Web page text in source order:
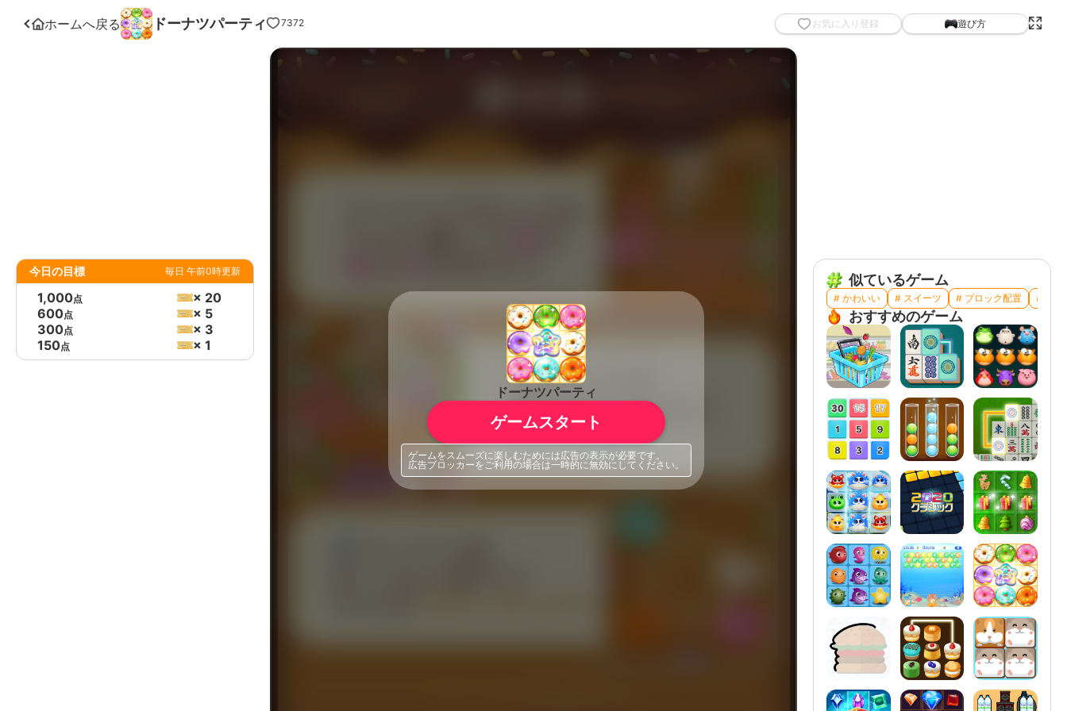
ホームへ戻る ドーナツパーティ 7372 お気に入り登録 遊び方
今日の目標 毎日 午前0時更新
1,000点
× 20
600点
× 5
300点
× 3
150点 × 1
ドーナツパーティ
ゲームスタート
ゲームをスムーズに楽しむためには広告の表示が必要です。
広告ブロッカーをご利用の場合は一時的に無効にしてください。
似ているゲーム
# かわいい # スイーツ # ブロック配置 # 食べ
おすすめのゲーム